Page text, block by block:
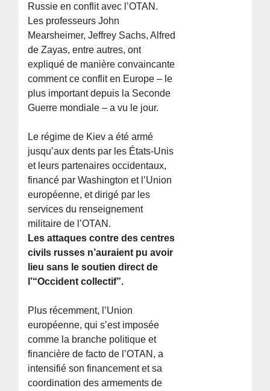
Russie en conflit avec l’OTAN.
Les professeurs John
Mearsheimer, Jeffrey Sachs, Alfred
de Zayas, entre autres, ont
expliqué de manière convaincante
comment ce conflit en Europe – le
plus important depuis la Seconde
Guerre mondiale – a vu le jour.
Le régime de Kiev a été armé
jusqu’aux dents par les États-Unis
et leurs partenaires occidentaux,
financé par Washington et l’Union
européenne, et dirigé par les
services du renseignement
militaire de l’OTAN.
Les attaques contre des centres
civils russes n’auraient pu avoir
lieu sans le soutien direct de
l’“Occident collectif”.
Plus récemment, l’Union
européenne, qui s’est imposée
comme la branche politique et
financière de facto de l’OTAN, a
intensifié son financement et sa
coordination des armements de